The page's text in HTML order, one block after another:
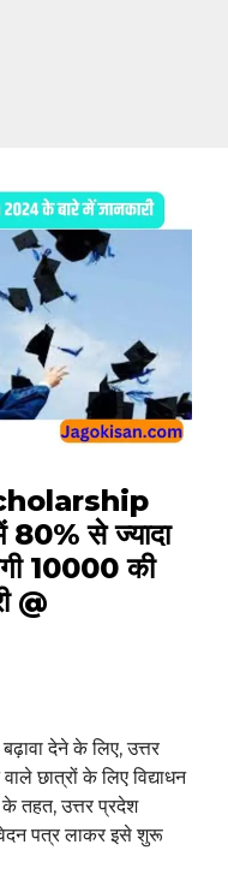
से ज्यादा
₹10000 की
@
देने के लिए, उत्तर
छात्रों के लिए विद्याधन
तहत, उत्तर प्रदेश
पत्र लाकर इसे शुरू